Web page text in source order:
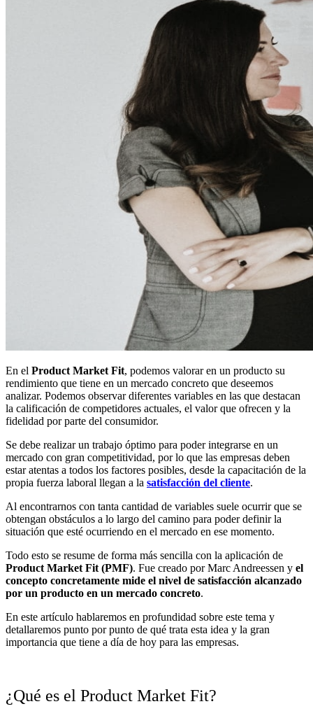
En el Product Market Fit, podemos valorar en un producto su
rendimiento que tiene en un mercado concreto que deseemos
analizar. Podemos observar diferentes variables en las que destacan
la calificación de competidores actuales, el valor que ofrecen y la
fidelidad por parte del consumidor.
Se debe realizar un trabajo óptimo para poder integrarse en un
mercado con gran competitividad, por lo que las empresas deben
estar atentas a todos los factores posibles, desde la capacitación de la
propia fuerza laboral llegan a la satisfacción del cliente.
Al encontrarnos con tanta cantidad de variables suele ocurrir que se
obtengan obstáculos a lo largo del camino para poder definir la
situación que esté ocurriendo en el mercado en ese momento.
Todo esto se resume de forma más sencilla con la aplicación de
Product Market Fit (PMF). Fue creado por Marc Andreessen y el
concepto concretamente mide el nivel de satisfacción alcanzado
por un producto en un mercado concreto.
En este artículo hablaremos en profundidad sobre este tema y
detallaremos punto por punto de qué trata esta idea y la gran
importancia que tiene a día de hoy para las empresas.
¿Qué es el Product Market Fit?